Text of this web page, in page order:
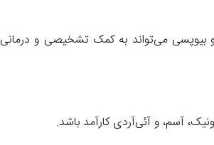
بیوپسی می‌تواند به کمک تشخیصی و درمانی
آسم، و آئی‌آر‌دی کارآمد باشد.